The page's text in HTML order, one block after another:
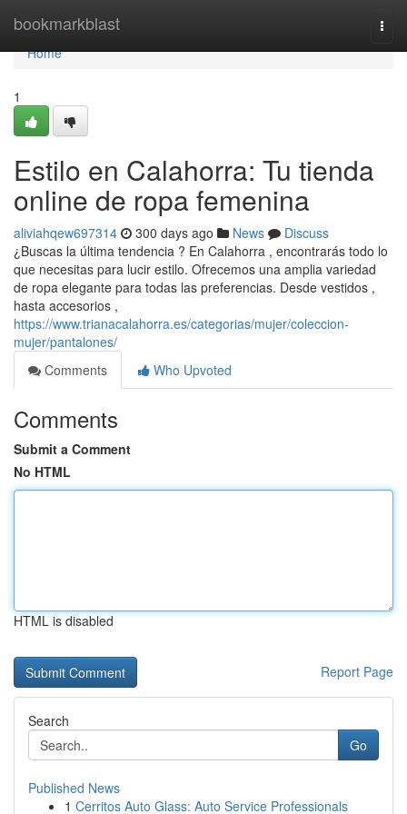
bookmarkblast
Home
Home
1
Estilo en Calahorra: Tu tienda
online de ropa femenina
aliviahqew697314 300 days ago News
Discuss
¿Buscas la última tendencia ? En Calahorra , encontrarás todo lo
que necesitas para lucir estilo. Ofrecemos una amplia variedad
de ropa elegante para todas las preferencias. Desde vestidos ,
hasta accesorios ,
https://www.trianacalahorra.es/categorias/mujer/coleccion-
mujer/pantalones/
Comments
Who Upvoted
Comments
Submit a Comment
No HTML
HTML is disabled
Report Page
Search
Go
Published News
1 Cerritos Auto Glass: Auto Service Professionals